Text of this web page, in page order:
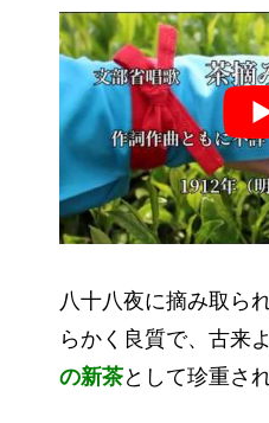
八十八夜に摘み取ら
らかく良質で、古来
の新茶として珍重さ